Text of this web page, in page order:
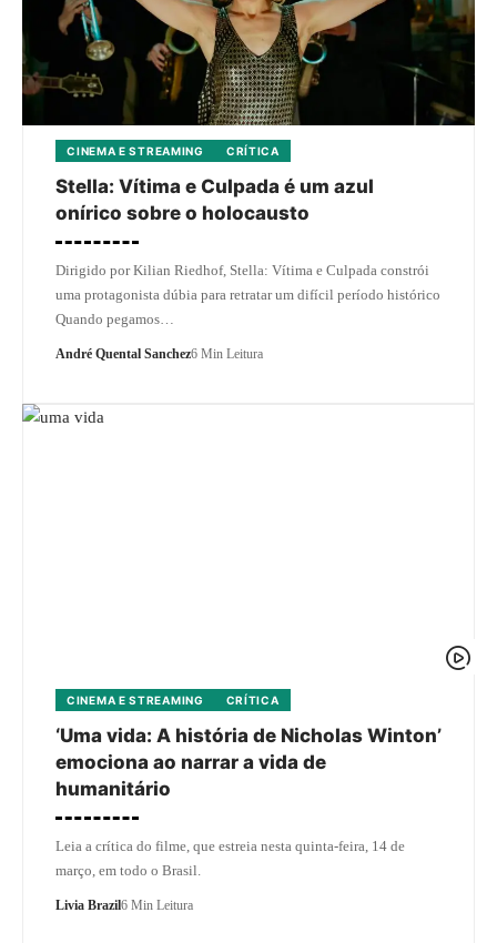
CINEMA E STREAMING CRÍTICA
Stella: Vítima e Culpada é um azul
onírico sobre o holocausto
Dirigido por Kilian Riedhof, Stella: Vítima e Culpada constrói
uma protagonista dúbia para retratar um difícil período histórico
Quando pegamos…
André Quental Sanchez6 Min Leitura
CINEMA E STREAMING CRÍTICA
‘Uma vida: A história de Nicholas Winton’
emociona ao narrar a vida de
humanitário
Leia a crítica do filme, que estreia nesta quinta-feira, 14 de
março, em todo o Brasil.
Livia Brazil6 Min Leitura